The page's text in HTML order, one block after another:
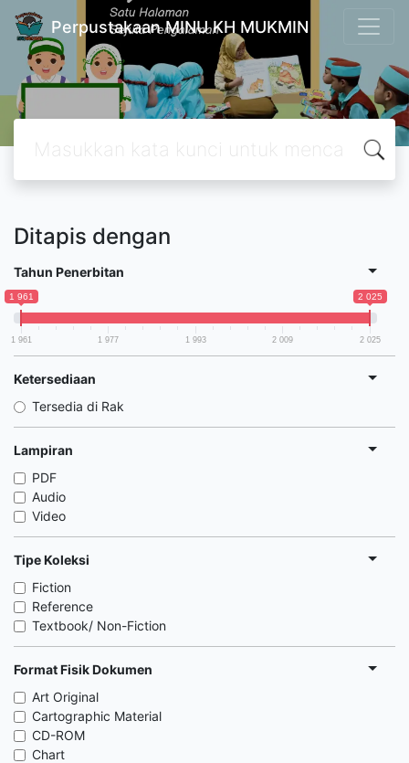
Perpustakaan MINU KH MUKMIN
Ditapis dengan
Tahun Penerbitan
1 961 2 025
1 961 1 977 1 993 2 009 2 025
Ketersediaan
Tersedia di Rak
Lampiran
PDF
Audio
Video
Tipe Koleksi
Fiction
Reference
Textbook/ Non-Fiction
Format Fisik Dokumen
Art Original
Cartographic Material
CD-ROM
Chart